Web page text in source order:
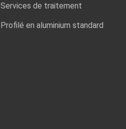
Services de traitement
Profilé en aluminium standard